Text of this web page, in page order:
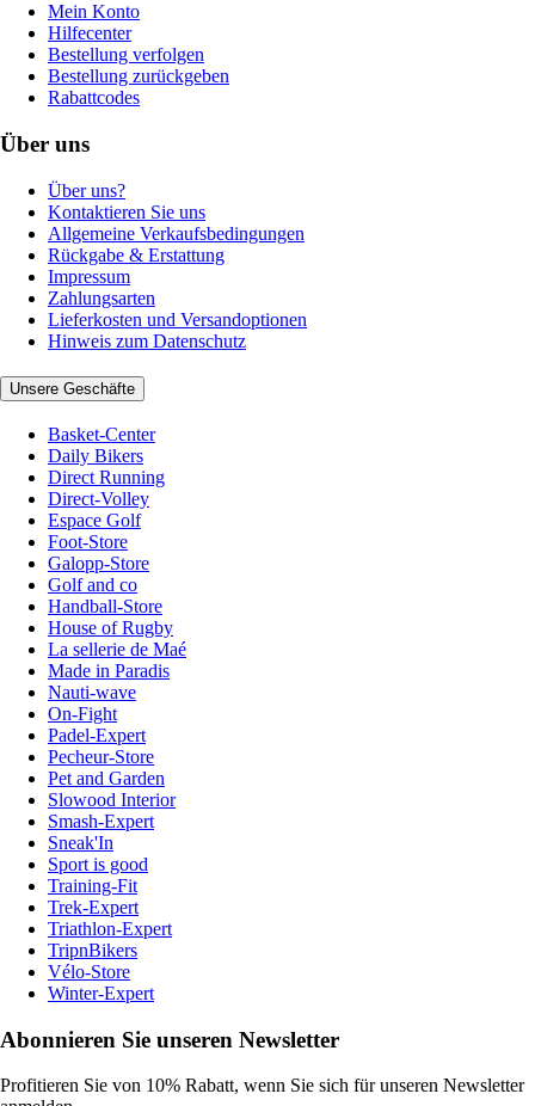
Mein Konto
Hilfecenter
Bestellung verfolgen
Bestellung zurückgeben
Rabattcodes
Über uns
Über uns?
Kontaktieren Sie uns
Allgemeine Verkaufsbedingungen
Rückgabe & Erstattung
Impressum
Zahlungsarten
Lieferkosten und Versandoptionen
Hinweis zum Datenschutz
Unsere Geschäfte
Basket-Center
Daily Bikers
Direct Running
Direct-Volley
Espace Golf
Foot-Store
Galopp-Store
Golf and co
Handball-Store
House of Rugby
La sellerie de Maé
Made in Paradis
Nauti-wave
On-Fight
Padel-Expert
Pecheur-Store
Pet and Garden
Slowood Interior
Smash-Expert
Sneak'In
Sport is good
Training-Fit
Trek-Expert
Triathlon-Expert
TripnBikers
Vélo-Store
Winter-Expert
Abonnieren Sie unseren Newsletter
Profitieren Sie von 10% Rabatt, wenn Sie sich für unseren Newsletter